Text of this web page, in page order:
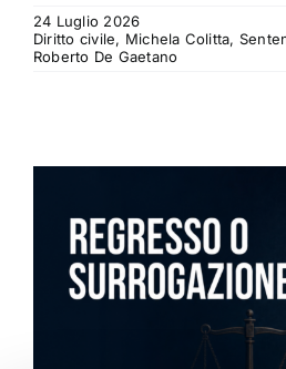
24 Luglio 2026
Diritto civile, Michela Colitta,
Roberto De Gaetano